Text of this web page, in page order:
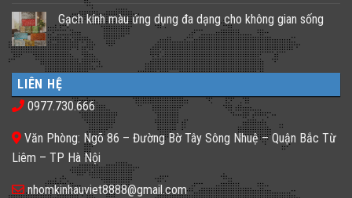
pháp
lấy
ánh
sáng
cho
nhà
phố
thiếu
sáng
tối
bình
luận
ở
𝐕𝐢̀
𝐒𝐚𝐨
𝐍𝐡𝐚̀
𝐇𝐚̀𝐧𝐠,
𝐊𝐡𝐚́𝐜𝐡
𝐒𝐚̣𝐧
𝐍𝐞̂𝐧
𝐂𝐡𝐨̣𝐧
𝐆𝐚̣𝐜𝐡
𝐊𝐢́𝐧𝐡
𝐓𝐫𝐨𝐧𝐠
𝐓𝐡𝐢𝐞̂́𝐭
𝐊𝐞̂́?
Gạch kính màu ứng dụng đa dạng cho không gian sống
Không
có
bình
luận
ở
Gạch
kính
màu
đa
dạng
cho
không
gian
sống
LIÊN HỆ
0977.730.666
Văn Phòng: Ngõ 86 – Đường Bờ Tây Sông Nhuệ – Quận Bắc Từ
Liêm – TP Hà Nội
nhomkinhauviet8888@gmail.com